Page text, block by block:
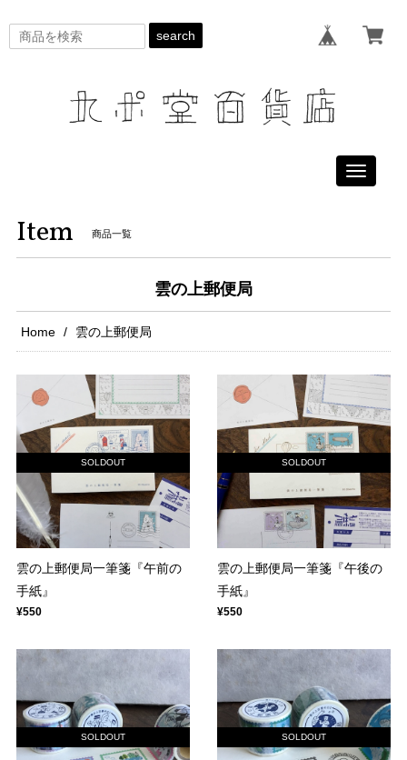
search
Toggle
Item 商品一覧
雲の上郵便局
Home 雲の上郵便局
SOLDOUT
雲の上郵便局一筆箋『午前の
手紙』
¥550
SOLDOUT
雲の上郵便局一筆箋『午後の
手紙』
¥550
SOLDOUT SOLDOUT